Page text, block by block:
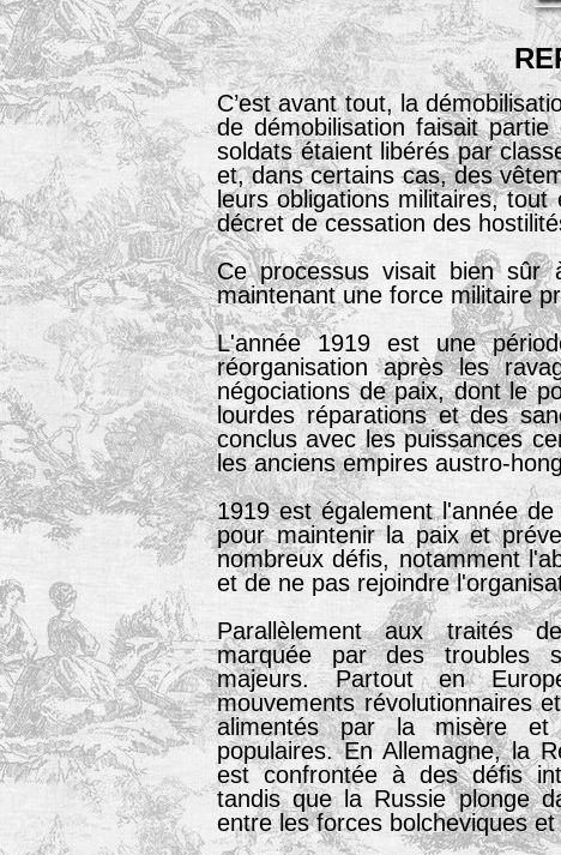
C’est avant tout, la
de démobilisation faisait
soldats étaient libérés par
et, dans certains cas, des
leurs obligations militaires,
décret de cessation des
Ce processus visait bien
maintenant une force militaire
L'année 1919 est une
réorganisation après les
négociations de paix, dont le
lourdes réparations et des
conclus avec les puissances
les anciens empires austro-
1919 est également l'année
pour maintenir la paix et
nombreux défis, notamment
et de ne pas rejoindre
Parallèlement aux traités
marquée par des troubles
majeurs. Partout en
mouvements révolutionnaires
alimentés par la misère et
populaires. En Allemagne, la
est confrontée à des défis
tandis que la Russie plonge
entre les forces bolcheviques